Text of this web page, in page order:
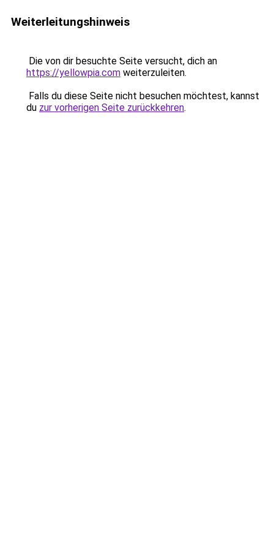
Weiterleitungshinweis
Die von dir besuchte Seite versucht, dich an
https://yellowpia.com weiterzuleiten.
Falls du diese Seite nicht besuchen möchtest, kannst
du zur vorherigen Seite zurückkehren.